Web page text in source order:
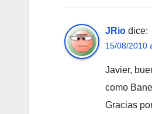
JRio dice:
15/08/2010
Javier,
como
Gracias